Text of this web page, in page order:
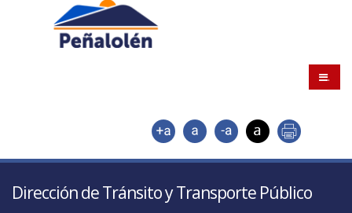
.
Dirección de Tránsito y Transporte Público